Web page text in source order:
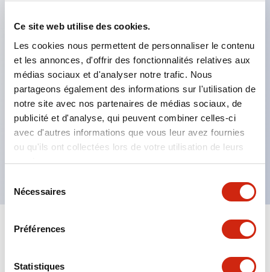
Ce site web utilise des cookies.
Les cookies nous permettent de personnaliser le contenu
et les annonces, d'offrir des fonctionnalités relatives aux
médias sociaux et d'analyser notre trafic. Nous
partageons également des informations sur l'utilisation de
notre site avec nos partenaires de médias sociaux, de
publicité et d'analyse, qui peuvent combiner celles-ci
avec d'autres informations que vous leur avez fournies
ou qu'ils ont collectées lors de votre utilisation de leurs
services.
Nécessaires
Préférences
Statistiques
verrouillage et poussée-tirage intégrées dans la
même unité,
Mécanisme d'action à ouverture directe
(IEC60947-5-5, IEC60947-5-1, Annexe K),
Degré de protection IP65, IP67, (IEC60529) et
IP69K (ISO20653),
Options de bornes à souder ou pour PCB,
Spécifications Tout développer+
Aesthetic Specifications